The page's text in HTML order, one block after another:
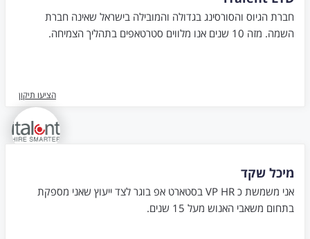
חברת הגיוס והסורסינג בגדולה והמובילה בישראל שאינה חברת
השמה. מזה 10 שנים אנו מלווים סטרטאפים בתהליך הצמיחה.
הציעו תיקון
מיכל שקד
אני משמשת כ VP HR בסטארט אפ בוגר לצד ייעוץ שאני מספקת
בתחום משאבי האנוש מעל 15 שנים.